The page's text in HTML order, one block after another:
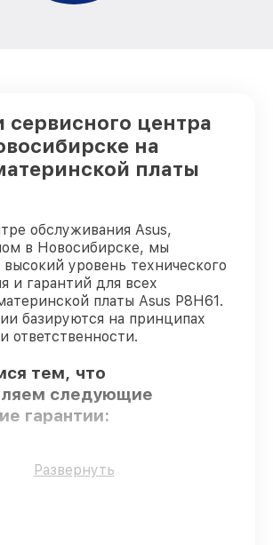
сервисного центра
на
платы
обслуживания Asus,
в Новосибирске, мы
уровень технического
и гарантий для всех
платы Asus P8H61.
базируются на принципах
ответственности.
тем, что
следующие
гарантии:
фирменные комплектующие
Развернуть